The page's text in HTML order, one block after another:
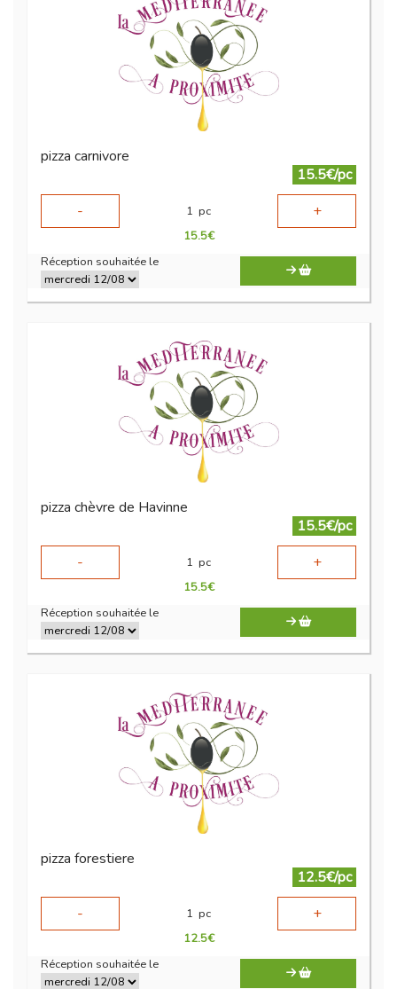
pizza carnivore
15.5€/pc
-
1 pc +
15.5€
Réception souhaitée le
pizza chèvre de Havinne
15.5€/pc
-
1 pc +
15.5€
Réception souhaitée le
pizza forestiere
12.5€/pc
-
1 pc +
12.5€
Réception souhaitée le